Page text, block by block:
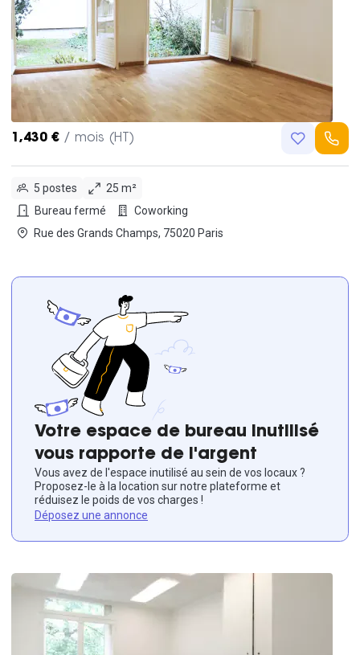
1,430 € / mois (HT)
5 postes
25 m²
Bureau fermé
Coworking
Rue des Grands Champs, 75020 Paris
Votre espace de bureau inutilisé
vous rapporte de l'argent
Vous avez de l'espace inutilisé au sein de vos locaux ?
Proposez-le à la location sur notre plateforme et
réduisez le poids de vos charges !
Déposez une annonce